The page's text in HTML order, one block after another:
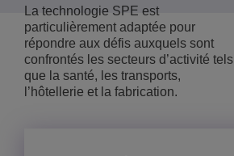
La technologie SPE est
particulièrement adaptée pour
répondre aux défis auxquels sont
confrontés les secteurs d’activité tels
que la santé, les transports,
l’hôtellerie et la fabrication.